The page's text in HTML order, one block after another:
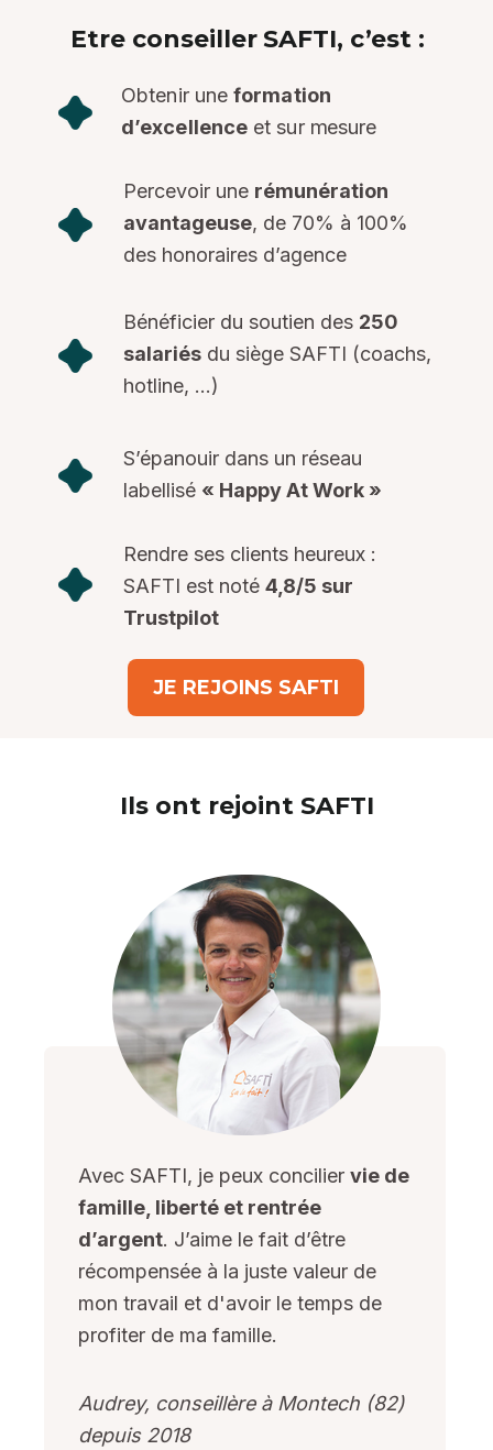
Bénéficier du soutien des 250
salariés du siège SAFTI (coachs,
hotline, …)
Percevoir une rémunération
avantageuse, de 70% à 100%
des honoraires d’agence
Obtenir uneformation
d’excellence et sur mesure
Etre conseiller SAFTI, c’est :
S’épanouir dans un réseau
labellisé « Happy At Work »
Rendre ses clients heureux :
SAFTI est noté 4,8/5 sur
Trustpilot
Avec SAFTI, je peux concilier vie de
famille, liberté et rentrée
d’argent. J’aime le fait d’être
récompensée à la juste valeur de
mon travail et d'avoir le temps de
profiter de ma famille.
Audrey, conseillère à Montech (82)
depuis 2018
JE REJOINS SAFTI
Ils ont rejoint SAFTI